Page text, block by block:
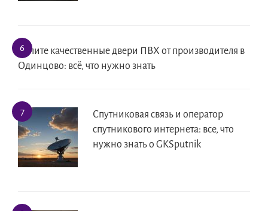
Купите качественные двери ПВХ от производителя в
Одинцово: всё, что нужно знать
Спутниковая связь и оператор
спутникового интернета: все, что
нужно знать о GKSputnik